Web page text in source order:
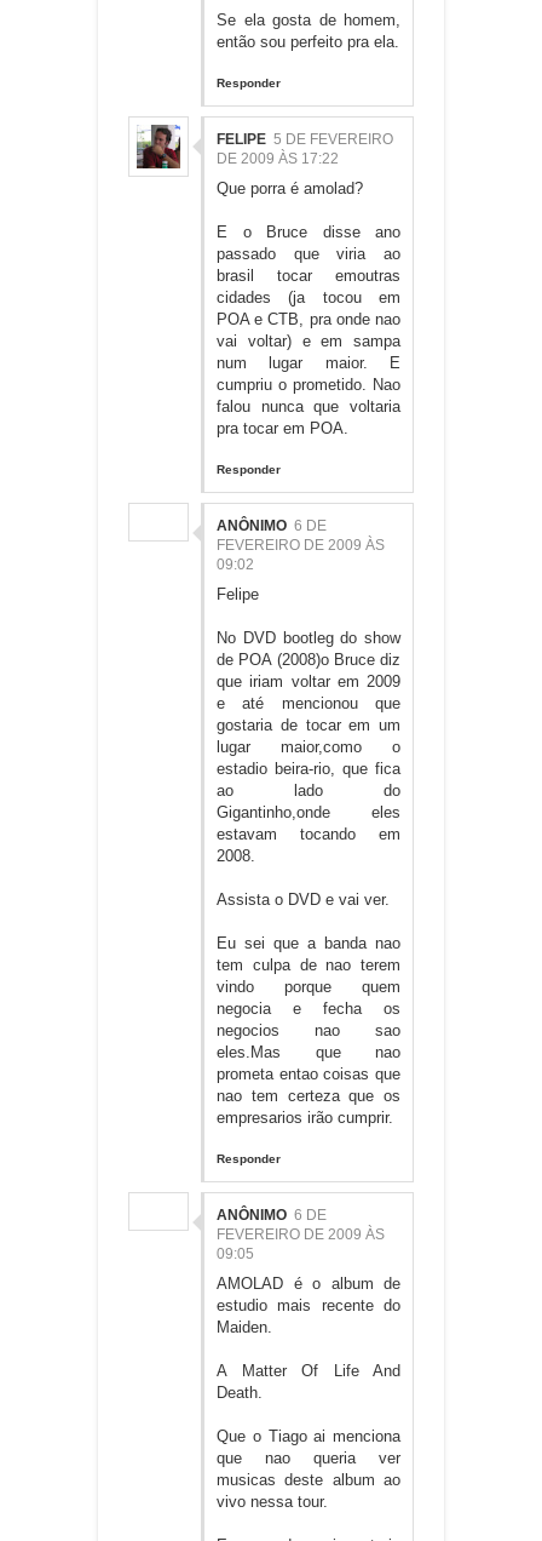
Se ela gosta de homem,
então sou perfeito pra ela.
Responder
FELIPE 5 DE FEVEREIRO
DE 2009 ÀS 17:22
Que porra é amolad?
E o Bruce disse ano
passado que viria ao
brasil tocar emoutras
cidades (ja tocou em
POA e CTB, pra onde nao
vai voltar) e em sampa
num lugar maior. E
cumpriu o prometido. Nao
falou nunca que voltaria
pra tocar em POA.
Responder
ANÔNIMO 6 DE
FEVEREIRO DE 2009 ÀS
09:02
Felipe
No DVD bootleg do show
de POA (2008)o Bruce diz
que iriam voltar em 2009
e até mencionou que
gostaria de tocar em um
lugar maior,como o
estadio beira-rio, que fica
ao lado do
Gigantinho,onde eles
estavam tocando em
2008.
Assista o DVD e vai ver.
Eu sei que a banda nao
tem culpa de nao terem
vindo porque quem
negocia e fecha os
negocios nao sao
eles.Mas que nao
prometa entao coisas que
nao tem certeza que os
empresarios irão cumprir.
Responder
ANÔNIMO 6 DE
FEVEREIRO DE 2009 ÀS
09:05
AMOLAD é o album de
estudio mais recente do
Maiden.
A Matter Of Life And
Death.
Que o Tiago ai menciona
que nao queria ver
musicas deste album ao
vivo nessa tour.